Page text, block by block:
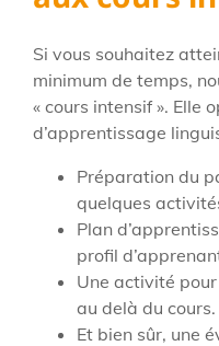
Si vous souhaitez
minimum de temps,
« cours intensif ». Elle
d’apprentissage
Préparation du
quelques
Plan
profil
Une activité
au delà du cours.
Et bien sûr, une